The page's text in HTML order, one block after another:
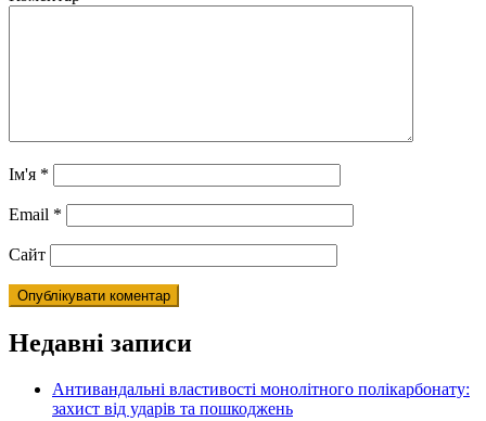
Ім'я *
Email *
Сайт
Недавні записи
Антивандальні властивості монолітного полікарбонату:
захист від ударів та пошкоджень